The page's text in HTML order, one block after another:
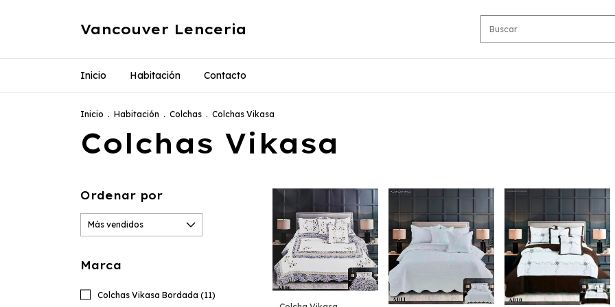
Vancouver Lenceria
Inicio Habitación Contacto
Inicio . Habitación . Colchas . Colchas Vikasa
Colchas Vikasa
Ordenar por
Marca
Colchas Vikasa Bordada (11)